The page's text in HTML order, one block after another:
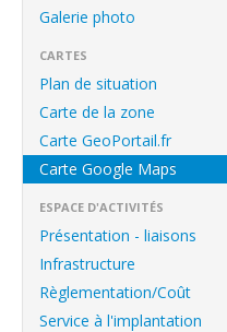
Référencer ma zone
Contact
Mon ZA.com
中文
English
Français
Galerie photo
CARTES
Plan de situation
Carte de la zone
Carte GeoPortail.fr
Carte Google Maps
ESPACE D'ACTIVITÉS
Présentation - liaisons
Infrastructure
Règlementation/Coût
Service à l'implantation